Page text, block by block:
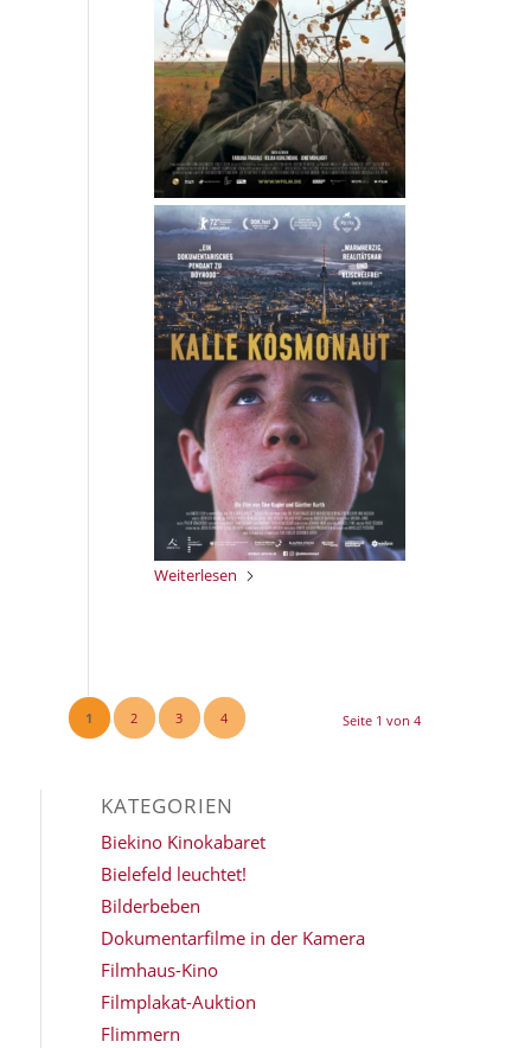
Weiterlesen
Seite 1 von 4
1 2 3 4
KATEGORIEN
Biekino Kinokabaret
Bielefeld leuchtet!
Bilderbeben
Dokumentarfilme in der Kamera
Filmhaus-Kino
Filmplakat-Auktion
Flimmern